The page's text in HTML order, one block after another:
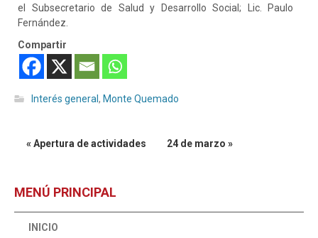
el Subsecretario de Salud y Desarrollo Social; Lic. Paulo
Fernández.
Compartir
Interés general, Monte Quemado
« Apertura de actividades 24 de marzo »
MENÚ PRINCIPAL
INICIO